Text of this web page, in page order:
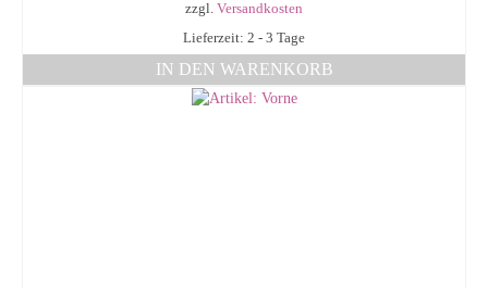
zzgl. Versandkosten
Lieferzeit: 2 - 3 Tage
IN DEN WARENKORB